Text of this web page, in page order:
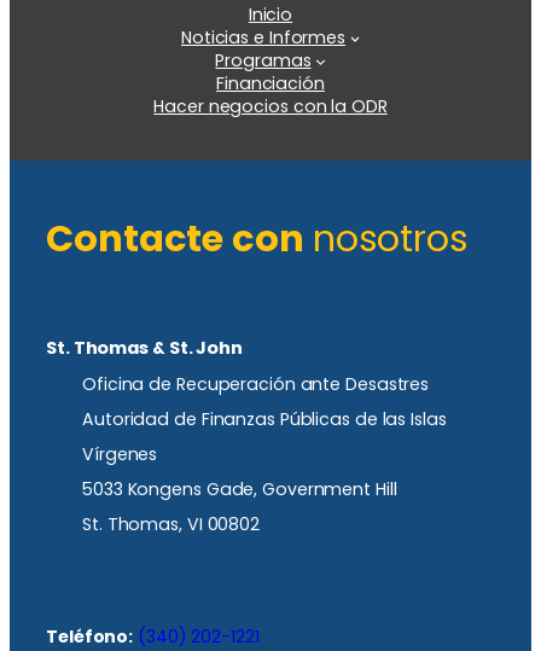
Inicio
Noticias e Informes
Programas
Financiación
Hacer negocios con la ODR
Contacte con nosotros
St. Thomas & St. John
Oficina de Recuperación ante Desastres
Autoridad de Finanzas Públicas de las Islas
Vírgenes
5033 Kongens Gade, Government Hill
St. Thomas, VI 00802
Teléfono: (340) 202-1221